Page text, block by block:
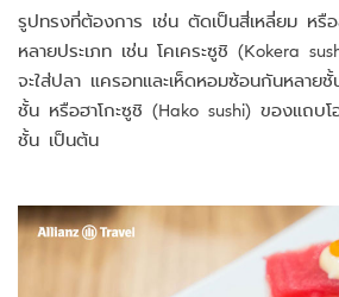
รูปทรงที่ต้องการ เช่น ตัดเป็นสี่เหลี่ยม หรื
หลายประเภท เช่น โคเคระซูชิ (Kokera
จะใส่ปลา แครอทและเห็ดหอมซ้อนกันหลายชั้
ชั้น หรือฮาโกะซูชิ (Hako sushi) ของแถบโ
ชั้น เป็นต้น